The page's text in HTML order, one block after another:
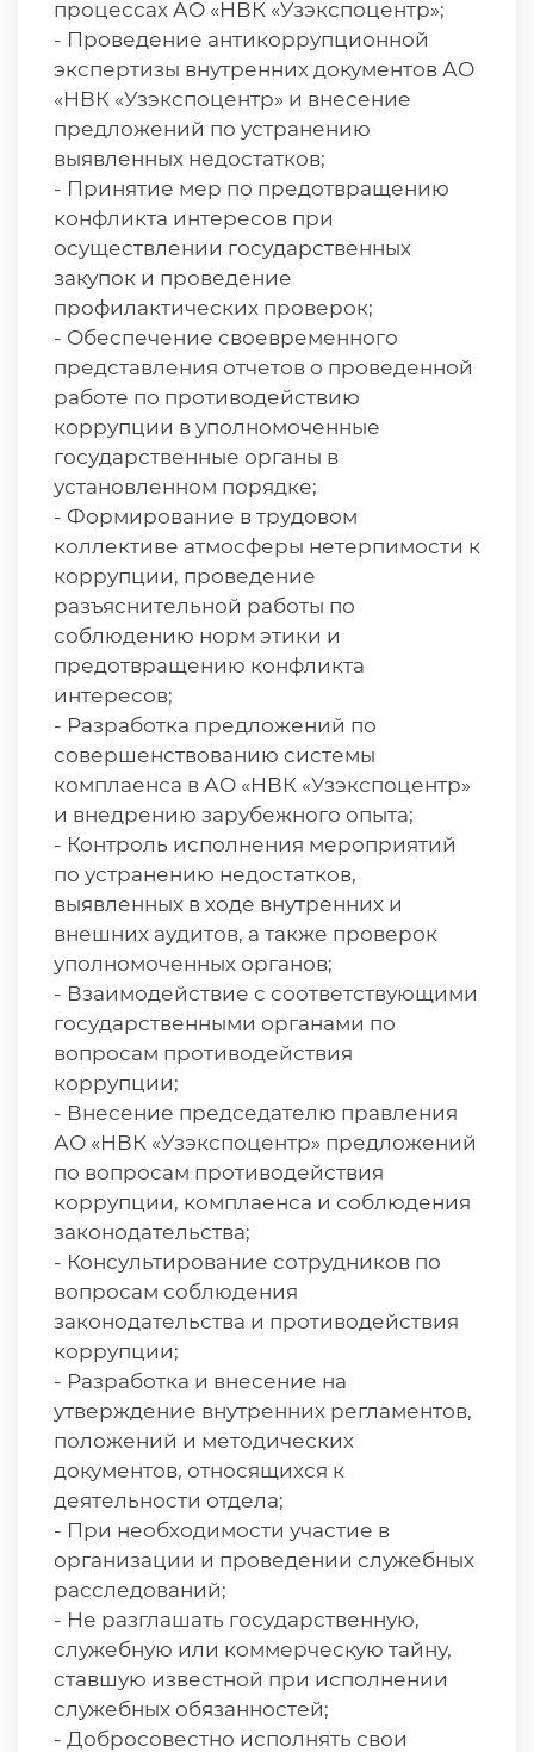
процессах АО «НВК «Узэкспоцентр»;
- Проведение антикоррупционной
экспертизы внутренних документов АО
«НВК «Узэкспоцентр» и внесение
предложений по устранению
выявленных недостатков;
- Принятие мер по предотвращению
конфликта интересов при
осуществлении государственных
закупок и проведение
профилактических проверок;
- Обеспечение своевременного
представления отчетов о проведенной
работе по противодействию
коррупции в уполномоченные
государственные органы в
установленном порядке;
- Формирование в трудовом
коллективе атмосферы нетерпимости к
коррупции, проведение
разъяснительной работы по
соблюдению норм этики и
предотвращению конфликта
интересов;
- Разработка предложений по
совершенствованию системы
комплаенса в АО «НВК «Узэкспоцентр»
и внедрению зарубежного опыта;
- Контроль исполнения мероприятий
по устранению недостатков,
выявленных в ходе внутренних и
внешних аудитов, а также проверок
уполномоченных органов;
- Взаимодействие с соответствующими
государственными органами по
вопросам противодействия
коррупции;
- Внесение председателю правления
АО «НВК «Узэкспоцентр» предложений
по вопросам противодействия
коррупции, комплаенса и соблюдения
законодательства;
- Консультирование сотрудников по
вопросам соблюдения
законодательства и противодействия
коррупции;
- Разработка и внесение на
утверждение внутренних регламентов,
положений и методических
документов, относящихся к
деятельности отдела;
- При необходимости участие в
организации и проведении служебных
расследований;
- Не разглашать государственную,
служебную или коммерческую тайну,
ставшую известной при исполнении
служебных обязанностей;
- Добросовестно исполнять свои